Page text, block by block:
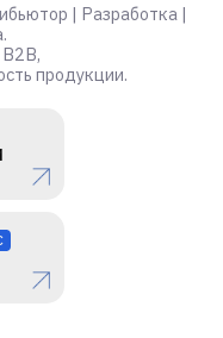
| Разработка |
продукции.